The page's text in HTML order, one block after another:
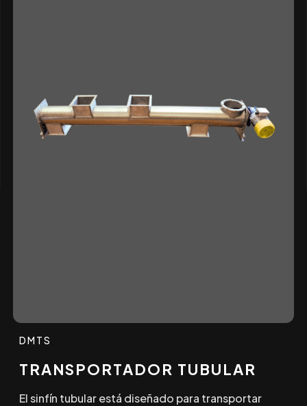
DMTS
TRANSPORTADOR TUBULAR
El sinfín tubular está diseñado para transportar